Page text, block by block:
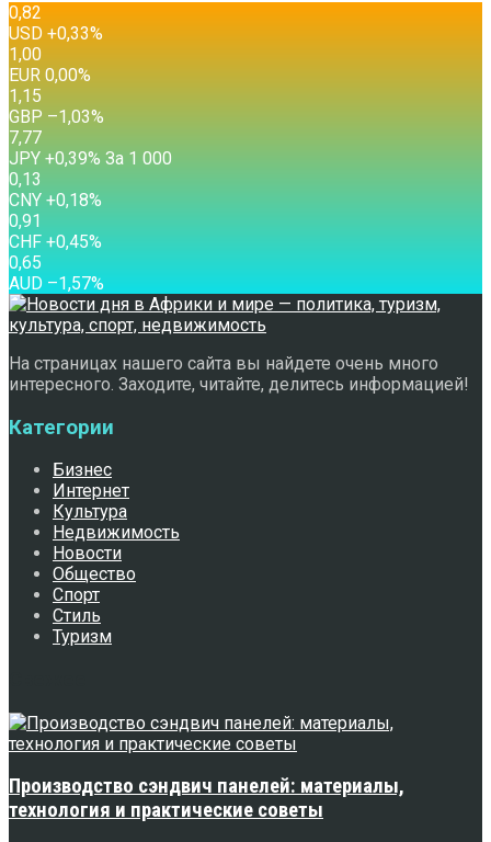
0,82
USD +0,33%
1,00
EUR 0,00%
1,15
GBP –1,03%
7,77
JPY +0,39% За 1 000
0,13
CNY +0,18%
0,91
CHF +0,45%
0,65
AUD –1,57%
На страницах нашего сайта вы найдете очень много
интересного. Заходите, читайте, делитесь информацией!
Категории
Бизнес
Интернет
Культура
Недвижимость
Новости
Общество
Спорт
Стиль
Туризм
Производство сэндвич панелей: материалы,
технология и практические советы